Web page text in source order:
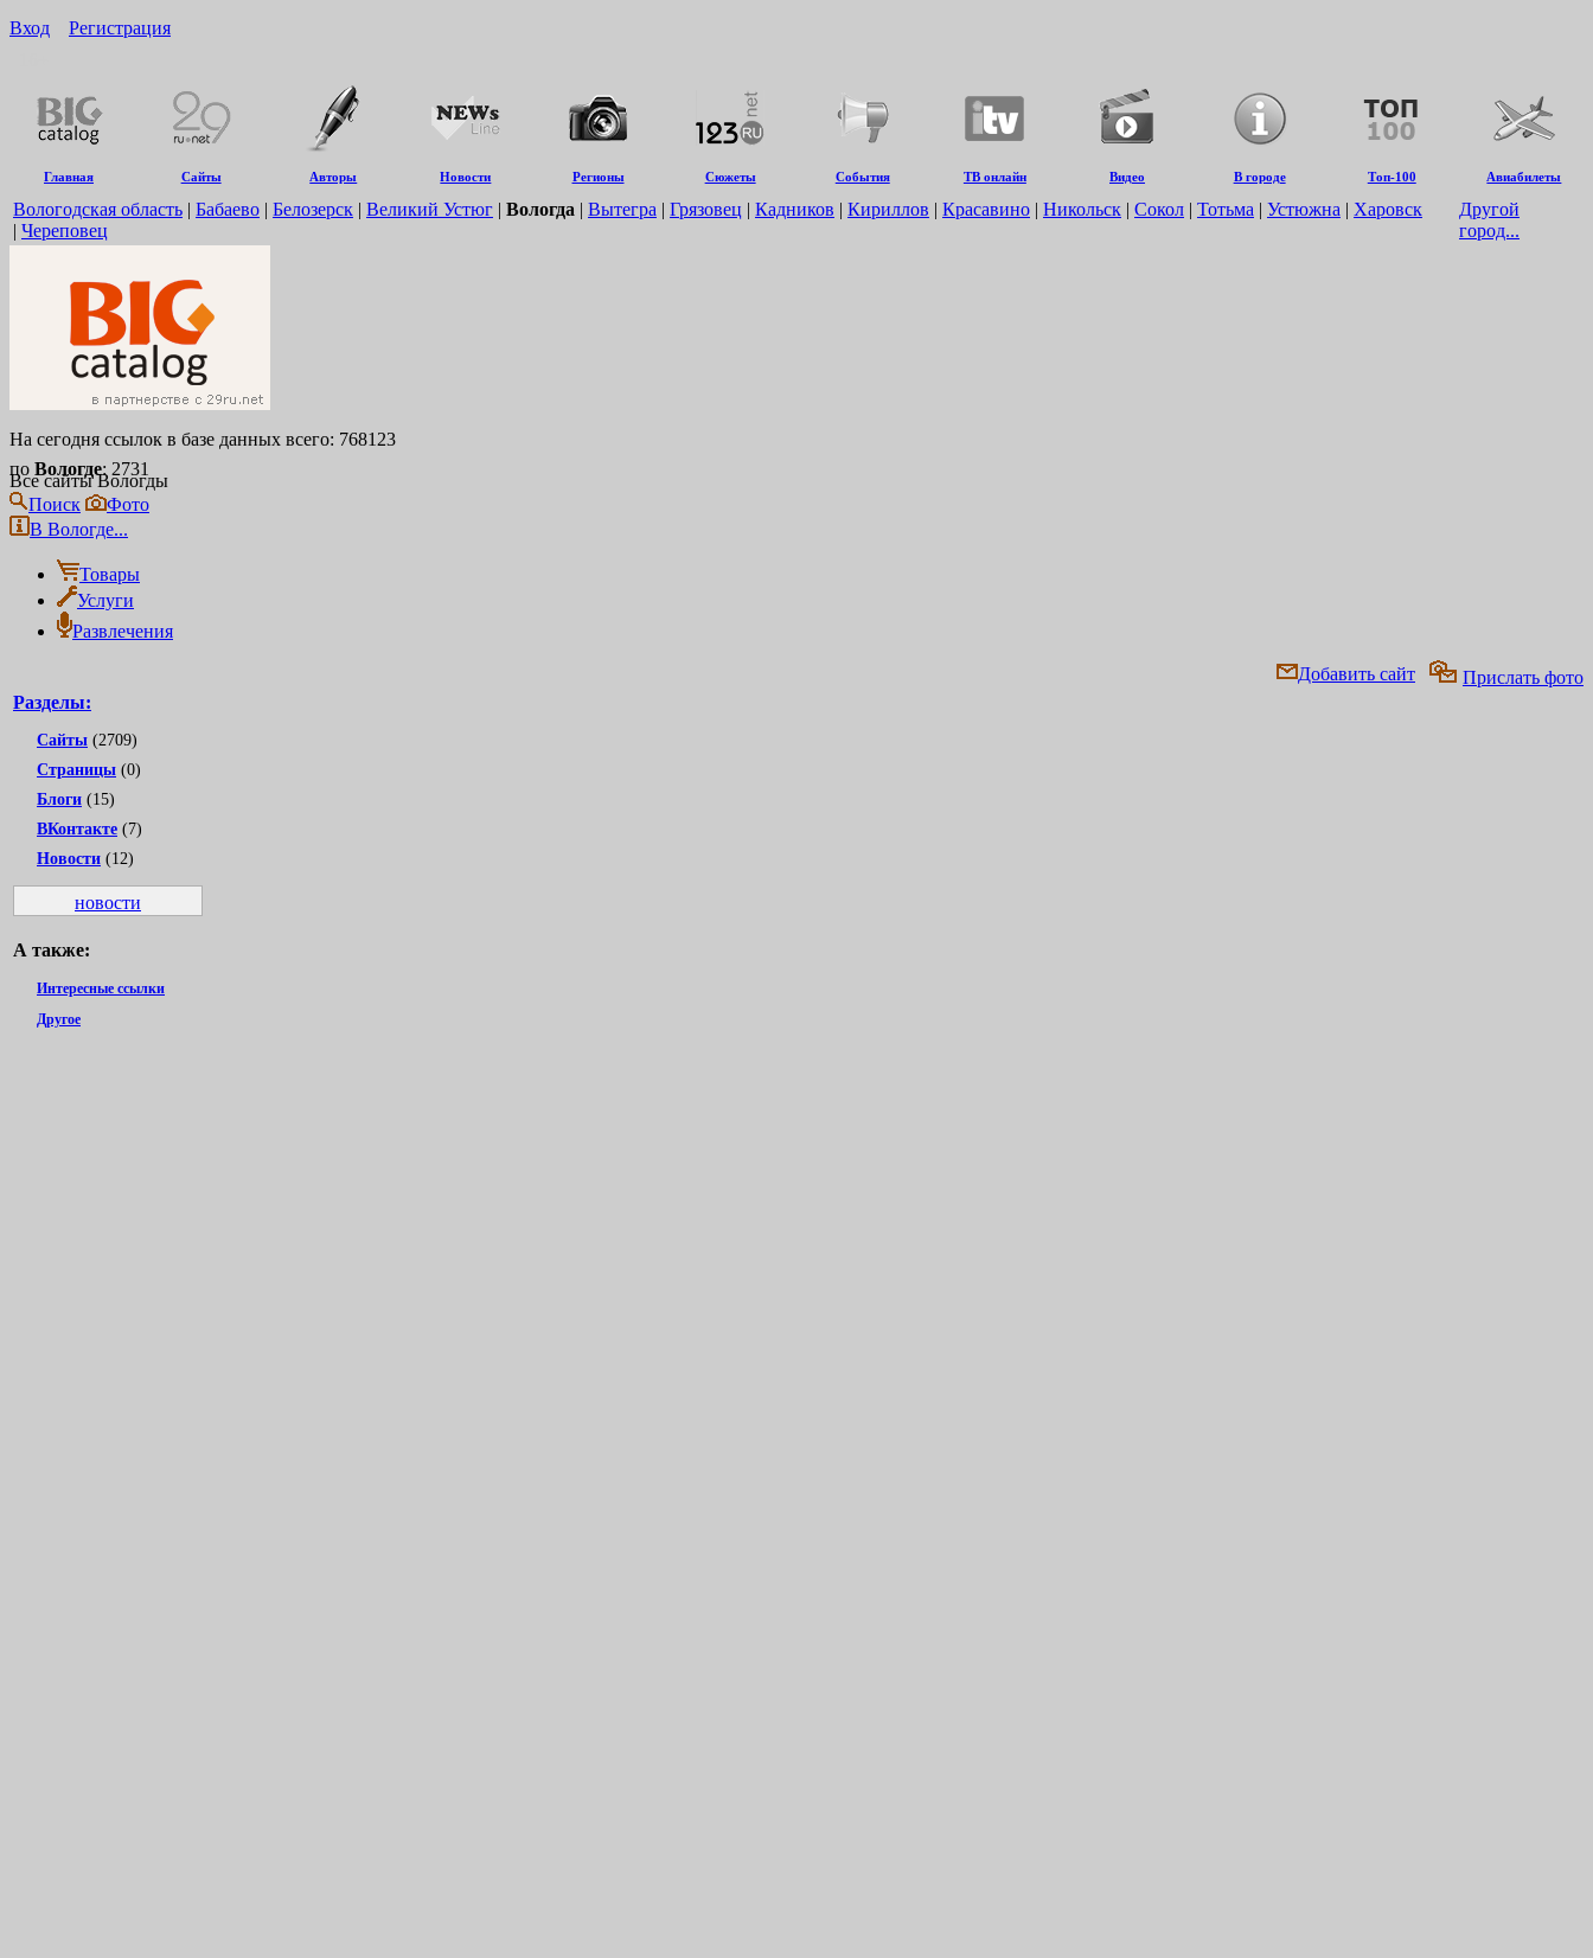
Вход
Регистрация
Главная Сайты Авторы Новости Регионы Сюжеты События ТВ онлайн Видео В городе Топ-100 Авиабилеты
Вологодская область | Бабаево | Белозерск | Великий Устюг | Вологда | Вытегра | Грязовец | Кадников | Кириллов | Красавино | Никольск | Сокол | Тотьма | Устюжна | Харовск
| Череповец
Другой
город...
На сегодня ссылок в базе данных всего: 768123
по Вологде: 2731
Все сайты Вологды
Поиск
Фото
В Вологде...
Товары
Услуги
Развлечения
Прислать фото
Добавить сайт
Разделы:
Сайты (2709)
Страницы (0)
Блоги (15)
ВКонтакте (7)
Новости (12)
новости
А также:
Интересные ссылки
Другое